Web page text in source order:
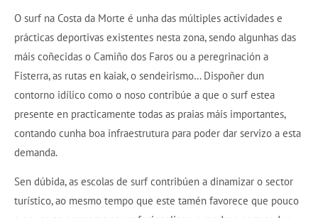
O surf na Costa da Morte é unha das múltiples actividades e
prácticas deportivas existentes nesta zona, sendo algunhas das
máis coñecidas o Camiño dos Faros ou a peregrinación a
Fisterra, as rutas en kaiak, o sendeirismo… Dispoñer dun
contorno idílico como o noso contribúe a que o surf estea
presente en practicamente todas as praias máis importantes,
contando cunha boa infraestrutura para poder dar servizo a esta
demanda.
Sen dúbida, as escolas de surf contribúen a dinamizar o sector
turístico, ao mesmo tempo que este tamén favorece que pouco